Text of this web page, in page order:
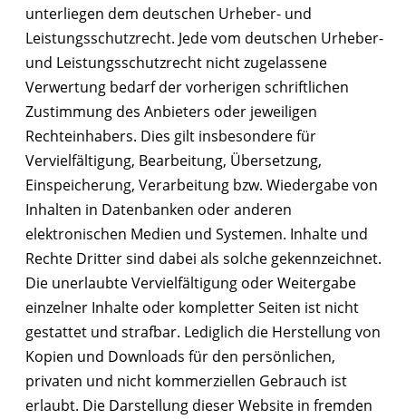
unterliegen dem deutschen Urheber- und
Leistungsschutzrecht. Jede vom deutschen Urheber-
und Leistungsschutzrecht nicht zugelassene
Verwertung bedarf der vorherigen schriftlichen
Zustimmung des Anbieters oder jeweiligen
Rechteinhabers. Dies gilt insbesondere für
Vervielfältigung, Bearbeitung, Übersetzung,
Einspeicherung, Verarbeitung bzw. Wiedergabe von
Inhalten in Datenbanken oder anderen
elektronischen Medien und Systemen. Inhalte und
Rechte Dritter sind dabei als solche gekennzeichnet.
Die unerlaubte Vervielfältigung oder Weitergabe
einzelner Inhalte oder kompletter Seiten ist nicht
gestattet und strafbar. Lediglich die Herstellung von
Kopien und Downloads für den persönlichen,
privaten und nicht kommerziellen Gebrauch ist
erlaubt. Die Darstellung dieser Website in fremden